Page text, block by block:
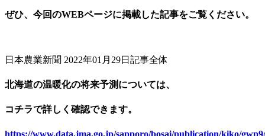
ぜひ、今回のWEBページに掲載した記事をご覧ください。
日本農業新聞 2022年01月29日記事全体
北海道の温暖化の将来予測については、
コチラで詳しく確認できます。
https://www.data.jma.go.jp/sapporo/bosai/publication/kiko/